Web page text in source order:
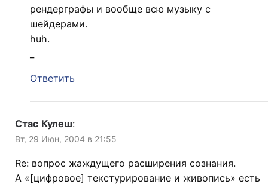
рендерграфы и вообще всю музыку с
шейдерами.
huh.
Ответить
Стас Кулеш:
Вт, 29 Июн, 2004 в 21:55
Re: вопрос жаждущего расширения сознания.
А «[цифровое] текстурирование и живопись» есть